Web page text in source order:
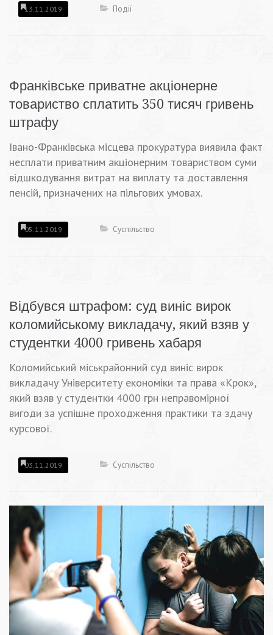
13.11.2019 Події
Франківське приватне акціонерне
товариство сплатить 350 тисяч гривень
штрафу
Івано-Франківська місцева прокуратура виявила факт
несплати приватним акціонерним товариством суми
відшкодування витрат на виплату та доставлення
пенсій, призначених на пільгових умовах.
05.11.2019 Суспільство
Відбувся штрафом: суд виніс вирок
коломийському викладачу, який взяв у
студентки 4000 гривень хабаря
Коломийський міськрайонний суд виніс вирок
викладачу Університету економіки та права «Крок»,
який взяв у студентки 4000 грн неправомірної
вигоди за успішне проходження практики та здачу
курсової.
03.11.2019 Суспільство